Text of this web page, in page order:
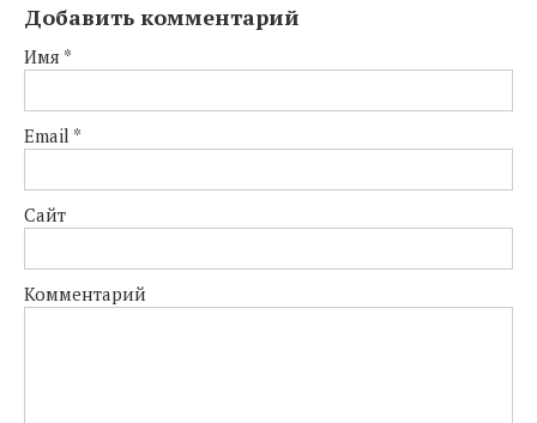
Добавить комментарий
Имя *
Email *
Сайт
Комментарий